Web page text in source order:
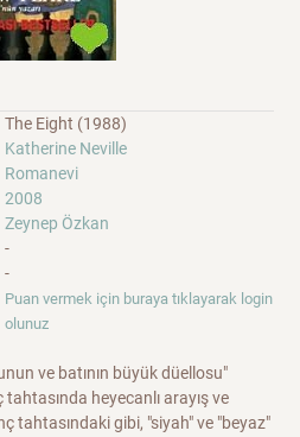
The Eight (1988)
Katherine Neville
Romanevi
2008
Zeynep Özkan
-
-
Puan vermek için buraya tıklayarak login
olunuz
ve batının büyük düellosu"
heyecanlı arayış ve
tahtasındaki gibi, "siyah" ve "beyaz"